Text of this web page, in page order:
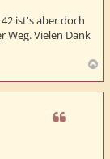
ist's aber doch
Weg. Vielen Dank
c